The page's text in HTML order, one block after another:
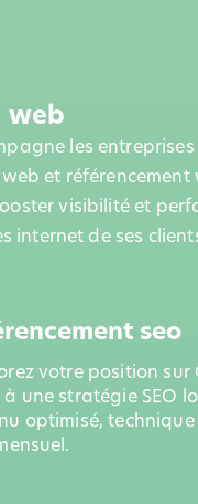
web
les entreprises
et référencement
visibilité et
internet de ses
seo
votre position sur
une stratégie SEO
optimisé,